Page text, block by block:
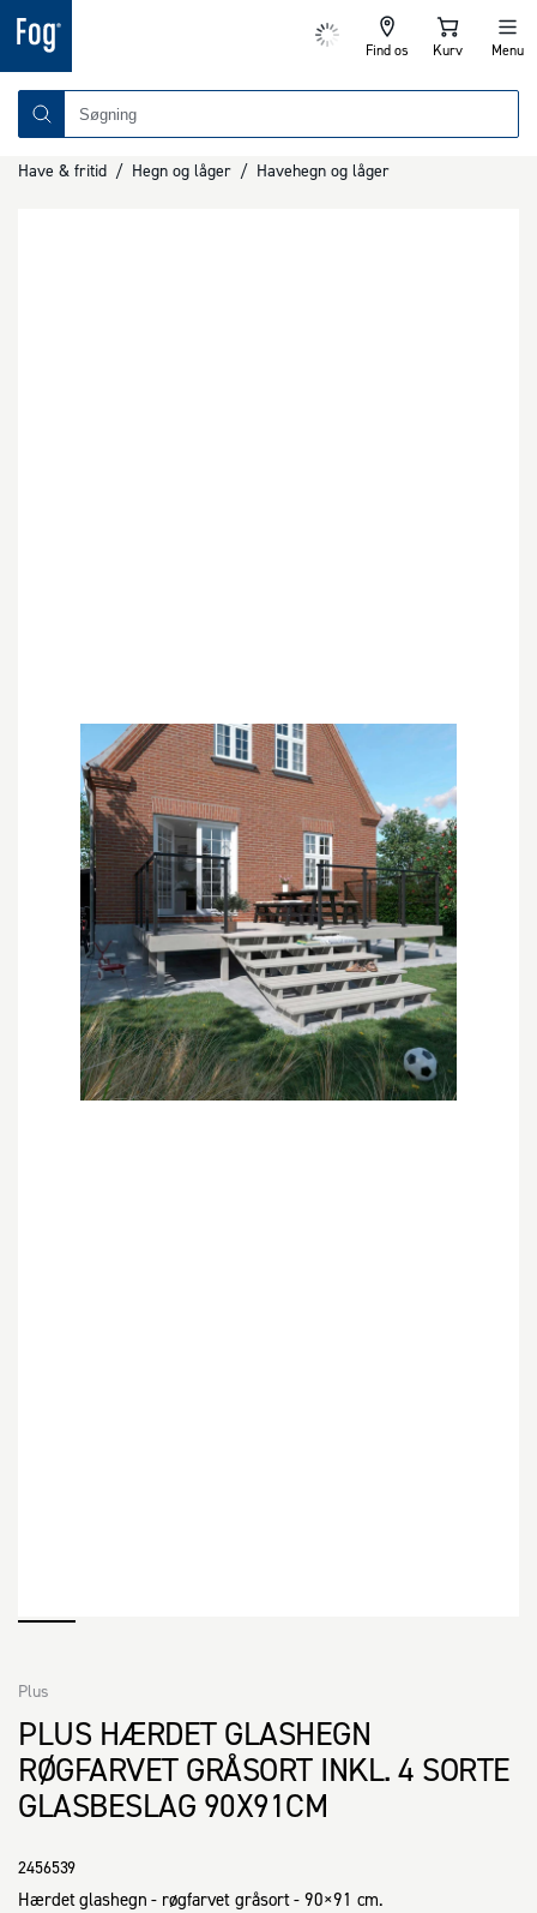
Find os Kurv Menu
Have & fritid / Hegn og låger / Havehegn og låger
PLUS HÆRDET GLASHEGN
RØGFARVET GRÅSORT INKL. 4 SORTE
GLASBESLAG 90X91CM
Plus
2456539
Hærdet glashegn - røgfarvet gråsort - 90×91 cm.